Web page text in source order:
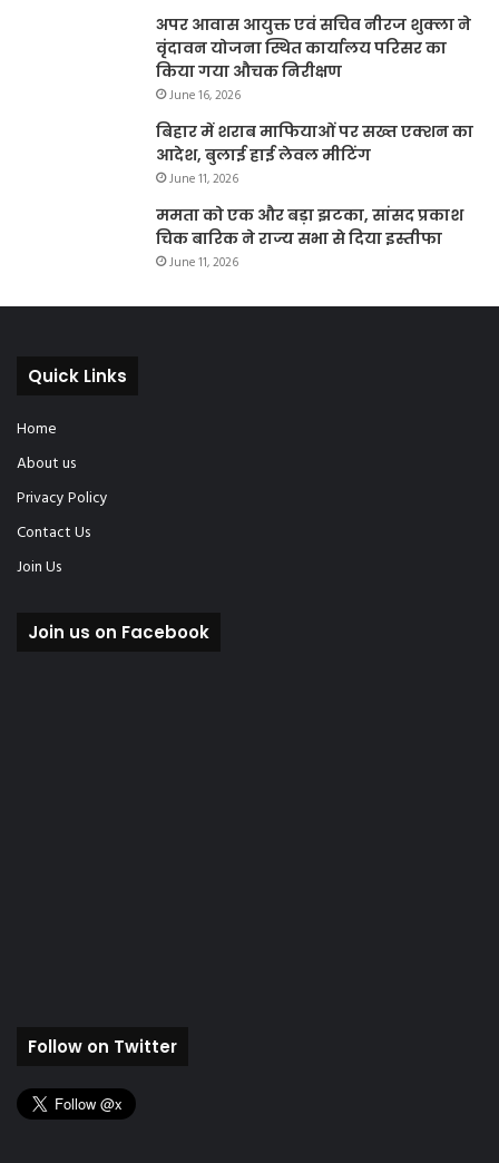
अपर आवास आयुक्त एवं सचिव नीरज शुक्ला ने
वृंदावन योजना स्थित कार्यालय परिसर का
किया गया औचक निरीक्षण
June 16, 2026
बिहार में शराब माफियाओं पर सख्त एक्शन का
आदेश, बुलाई हाई लेवल मीटिंग
June 11, 2026
ममता को एक और बड़ा झटका, सांसद प्रकाश
चिक बारिक ने राज्य सभा से दिया इस्तीफा
June 11, 2026
Quick Links
Home
About us
Privacy Policy
Contact Us
Join Us
Join us on Facebook
Follow on Twitter